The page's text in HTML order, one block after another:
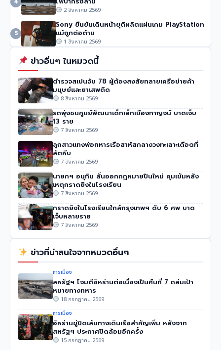
4
2 สิงหาคม 2569
5
Sony ยืนยันเดินหน้ายุติผลิตแผ่นเกม PlayStation
แม้ถูกต่อต้าน
1 สิงหาคม 2569
ข่าวอื่นๆ ในหมวดนี้
ตำรวจสเปนจับ 78 ผู้ต้องสงสัยทลายเครือข่ายค้า
มนุษย์และยาเสพติด
8 สิงหาคม 2569
รถพุ่งชนศูนย์พัฒนาเด็กเล็กเมืองกาญจน์ บาดเจ็บ
13 ราย
7 สิงหาคม 2569
ลูกสาวแทงพ่อทหารเรือสาหัสกลางวงทะเลาะเดือดที่
สัตหีบ
7 สิงหาคม 2569
นายกฯ อนุทิน ลั่นออกกฎหมายปืนใหม่ คุมเข้มหลัง
เหตุกราดยิงในโรงเรียน
7 สิงหาคม 2569
กราดยิงในโรงเรียนใกล้กรุงเทพฯ ดับ 6 ศพ บาด
เจ็บหลายราย
7 สิงหาคม 2569
ข่าวที่น่าสนใจจากหมวดอื่นๆ
การเมือง
สหรัฐฯ โจมตีอิหร่านต่อเนื่องเป็นคืนที่ 7 ถล่มเป้า
หมายทางทหาร
18 กรกฎาคม 2569
การเมือง
อิหร่านขู่ปิดเส้นทางเดินเรือสำคัญเพิ่ม หลังจาก
สหรัฐฯ ประกาศปิดล้อมอีกครั้ง
15 กรกฎาคม 2569